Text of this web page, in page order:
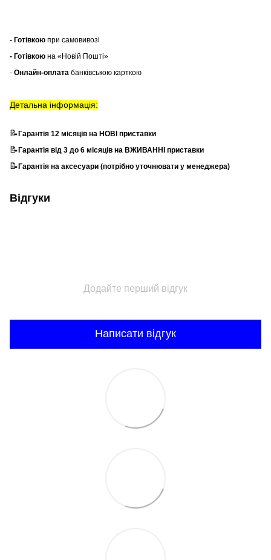
- Готівкою при самовивозі
- Готівкою на «Новій Пошті»
- Онлайн-оплата банківською карткою
Детальна інформація:
📝Гарантія 12 місяців на НОВІ приставки
📝Гарантія від 3 до 6 місяців на ВЖИВАННІ приставки
📝Гарантія на аксесуари (потрібно уточнювати у менеджера)
Відгуки
Додайте перший відгук
Написати відгук